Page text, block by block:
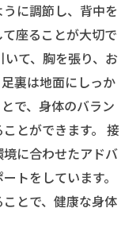
に調節し、背中を
座ることが大切で
て、胸を張り、お
裏は地面にしっか
で、身体のバラン
とができます。 接
に合わせたアドバ
トをしています。
とで、健康な身体